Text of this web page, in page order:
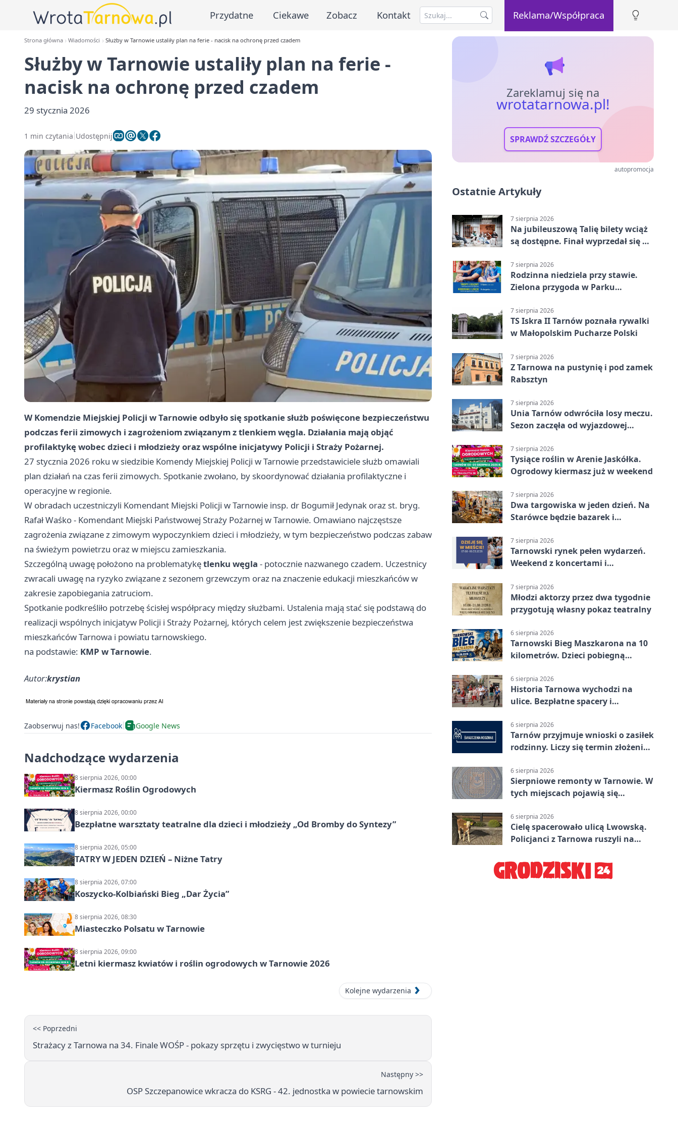
Przydatne Ciekawe Zobacz Kontakt Reklama/Współpraca
Strona główna Wiadomości Służby w Tarnowie ustaliły plan na ferie - nacisk na ochronę przed czadem
Służby w Tarnowie ustaliły plan na ferie -
nacisk na ochronę przed czadem
29 stycznia 2026
1 min czytania Udostępnij
W Komendzie Miejskiej Policji w Tarnowie odbyło się spotkanie służb poświęcone bezpieczeństwu
podczas ferii zimowych i zagrożeniom związanym z tlenkiem węgla. Działania mają objąć
profilaktykę wobec dzieci i młodzieży oraz wspólne inicjatywy Policji i Straży Pożarnej.
27 stycznia 2026 roku w siedzibie Komendy Miejskiej Policji w Tarnowie przedstawiciele służb omawiali
plan działań na czas ferii zimowych. Spotkanie zwołano, by skoordynować działania profilaktyczne i
operacyjne w regionie.
W obradach uczestniczyli Komendant Miejski Policji w Tarnowie insp. dr Bogumił Jedynak oraz st. bryg.
Rafał Waśko - Komendant Miejski Państwowej Straży Pożarnej w Tarnowie. Omawiano najczęstsze
zagrożenia związane z zimowym wypoczynkiem dzieci i młodzieży, w tym bezpieczeństwo podczas zabaw
na świeżym powietrzu oraz w miejscu zamieszkania.
Szczególną uwagę położono na problematykętlenku węgla - potocznie nazwanego czadem. Uczestnicy
zwracali uwagę na ryzyko związane z sezonem grzewczym oraz na znaczenie edukacji mieszkańców w
zakresie zapobiegania zatruciom.
Spotkanie podkreśliło potrzebę ścisłej współpracy między służbami. Ustalenia mają stać się podstawą do
realizacji wspólnych inicjatyw Policji i Straży Pożarnej, których celem jest zwiększenie bezpieczeństwa
mieszkańców Tarnowa i powiatu tarnowskiego.
na podstawie: KMP w Tarnowie.
Autor:krystian
Zaobserwuj nas! Facebook Google News
Nadchodzące wydarzenia
8 sierpnia 2026, 00:00
Kiermasz Roślin Ogrodowych
8 sierpnia 2026, 00:00
Bezpłatne warsztaty teatralne dla dzieci i młodzieży „Od Bromby do Syntezy”
8 sierpnia 2026, 05:00
TATRY W JEDEN DZIEŃ – Niżne Tatry
8 sierpnia 2026, 07:00
Koszycko-Kolbiański Bieg „Dar Życia”
8 sierpnia 2026, 08:30
Miasteczko Polsatu w Tarnowie
8 sierpnia 2026, 09:00
Letni kiermasz kwiatów i roślin ogrodowych w Tarnowie 2026
Kolejne wydarzenia
<< Poprzedni
Strażacy z Tarnowa na 34. Finale WOŚP - pokazy sprzętu i zwycięstwo w turnieju
Następny >>
OSP Szczepanowice wkracza do KSRG - 42. jednostka w powiecie tarnowskim
Zareklamuj się na
wrotatarnowa.pl!
SPRAWDŹ SZCZEGÓŁY
autopromocja
Ostatnie Artykuły
7 sierpnia 2026
Na jubileuszową Talię bilety wciąż
są dostępne. Finał wyprzedał się w
7 sierpnia 2026
Rodzinna niedziela przy stawie.
Zielona przygoda w Parku
7 sierpnia 2026
TS Iskra II Tarnów poznała rywalki
w Małopolskim Pucharze Polski
7 sierpnia 2026
Z Tarnowa na pustynię i pod zamek
Rabsztyn
7 sierpnia 2026
Unia Tarnów odwróciła losy meczu.
Sezon zaczęła od wyjazdowej
7 sierpnia 2026
Tysiące roślin w Arenie Jaskółka.
Ogrodowy kiermasz już w weekend
7 sierpnia 2026
Dwa targowiska w jeden dzień. Na
Starówce będzie bazarek i
7 sierpnia 2026
Tarnowski rynek pełen wydarzeń.
Weekend z koncertami i
7 sierpnia 2026
Młodzi aktorzy przez dwa tygodnie
przygotują własny pokaz teatralny
6 sierpnia 2026
Tarnowski Bieg Maszkarona na 10
kilometrów. Dzieci pobiegną
6 sierpnia 2026
Historia Tarnowa wychodzi na
ulice. Bezpłatne spacery i
6 sierpnia 2026
Tarnów przyjmuje wnioski o zasiłek
rodzinny. Liczy się termin złożenia
6 sierpnia 2026
Sierpniowe remonty w Tarnowie. W
tych miejscach pojawią się
6 sierpnia 2026
Cielę spacerowało ulicą Lwowską.
Policjanci z Tarnowa ruszyli na